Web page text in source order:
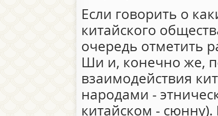
Если говорить о
китайского
очередь отметить
Ши и, конечно же,
взаимодействия
народами -
китайском -